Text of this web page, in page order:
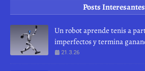
Posts Interesantes
Un robot aprende tenis a
imperfectos y termina
21.3.26